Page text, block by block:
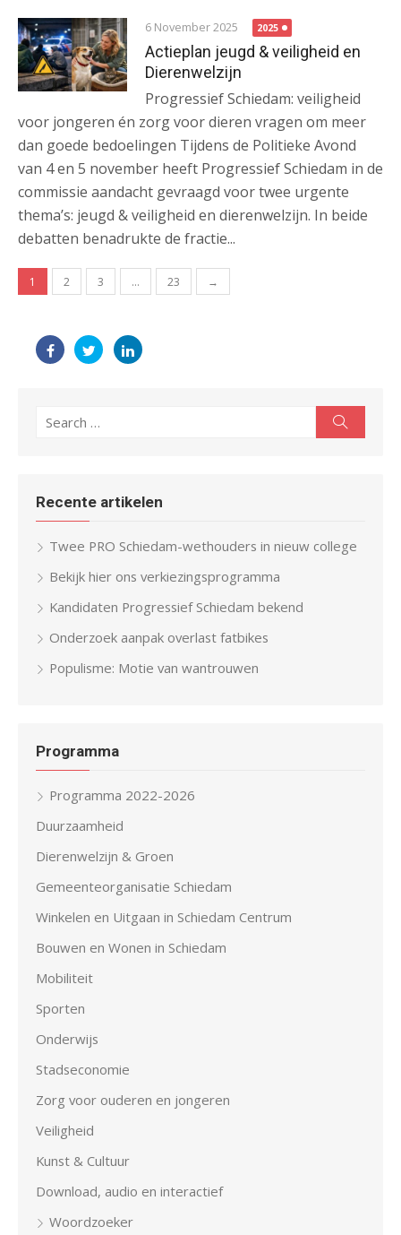
6 November 2025 2025
Actieplan jeugd & veiligheid en
Dierenwelzijn
Progressief Schiedam: veiligheid
voor jongeren én zorg voor dieren vragen om meer
dan goede bedoelingen Tijdens de Politieke Avond
van 4 en 5 november heeft Progressief Schiedam in de
commissie aandacht gevraagd voor twee urgente
thema’s: jeugd & veiligheid en dierenwelzijn. In beide
debatten benadrukte de fractie...
Posts
navigation
1 2 3 … 23 →
for:
Recente artikelen
Twee PRO Schiedam-wethouders in nieuw college
Bekijk hier ons verkiezingsprogramma
Kandidaten Progressief Schiedam bekend
Onderzoek aanpak overlast fatbikes
Populisme: Motie van wantrouwen
Programma
Programma 2022-2026
Duurzaamheid
Dierenwelzijn & Groen
Gemeenteorganisatie Schiedam
Winkelen en Uitgaan in Schiedam Centrum
Bouwen en Wonen in Schiedam
Mobiliteit
Sporten
Onderwijs
Stadseconomie
Zorg voor ouderen en jongeren
Veiligheid
Kunst & Cultuur
Download, audio en interactief
Woordzoeker